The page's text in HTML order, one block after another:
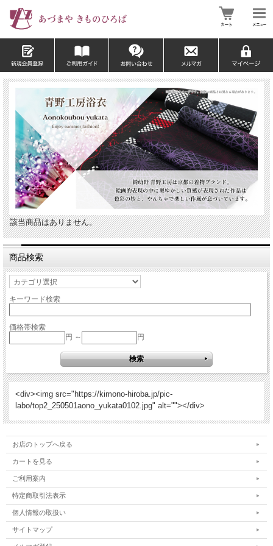
該当商品はありません。
商品検索
キーワード検索
価格帯検索
円 ～
円
<div><img src="https://kimono-hiroba.jp/pic-
labo/top2_250501aono_yukata0102.jpg" alt=""></div>
お店のトップへ戻る
カートを見る
ご利用案内
特定商取引法表示
個人情報の取扱い
サイトマップ